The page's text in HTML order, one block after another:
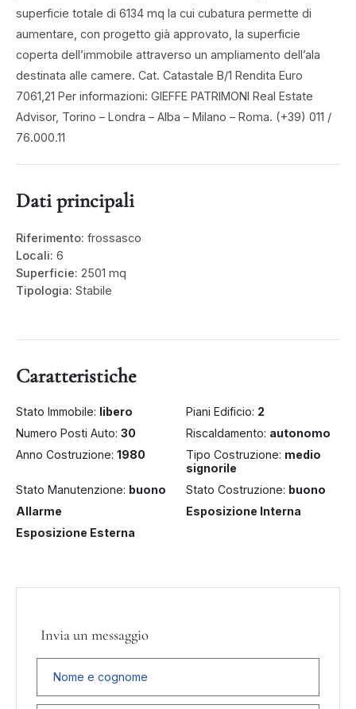
superficie totale di 6134 mq la cui cubatura permette di
aumentare, con progetto già approvato, la superficie
coperta dell’immobile attraverso un ampliamento dell’ala
destinata alle camere. Cat. Catastale B/1 Rendita Euro
7061,21 Per informazioni: GIEFFE PATRIMONI Real Estate
Advisor, Torino – Londra – Alba – Milano – Roma. (+39) 011 /
76.000.11
Dati principali
Riferimento: frossasco
Locali: 6
Superficie: 2501 mq
Tipologia: Stabile
Caratteristiche
Stato Immobile: libero Piani Edificio: 2
Numero Posti Auto: 30 Riscaldamento: autonomo
Anno Costruzione: 1980 Tipo Costruzione: medio
signorile
Stato Manutenzione: buono Stato Costruzione: buono
Allarme
Esposizione Interna
Esposizione Esterna
Invia un messaggio